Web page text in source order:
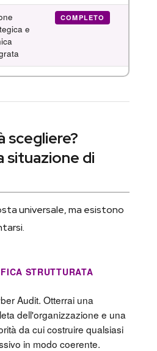
e
COMPLETO
scegliere?
situazione di
universale, ma esistono
STRUTTURATA
Audit. Otterrai una
dell'organizzazione e una
da cui costruire qualsiasi
in modo coerente.